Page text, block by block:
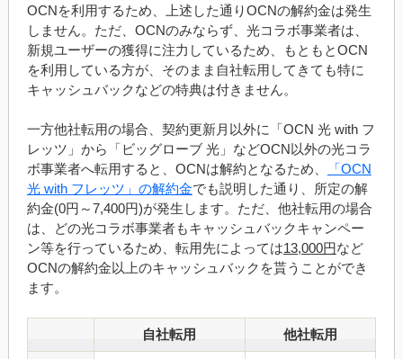
OCNを利用するため、上述した通りOCNの解約金は発生
しません。ただ、OCNのみならず、光コラボ事業者は、
新規ユーザーの獲得に注力しているため、もともとOCN
を利用している方が、そのまま自社転用してきても特に
キャッシュバックなどの特典は付きません。
一方他社転用の場合、契約更新月以外に「OCN 光 with フ
レッツ」から「ビッグローブ 光」などOCN以外の光コラ
ボ事業者へ転用すると、OCNは解約となるため、
「OCN
光 with フレッツ」の解約金でも説明した通り、所定の解
約金(0円～7,400円)が発生します。ただ、他社転用の場合
は、どの光コラボ事業者もキャッシュバックキャンペー
ン等を行っているため、転用先によっては13,000円など
OCNの解約金以上のキャッシュバックを貰うことができ
ます。
自社転用 他社転用